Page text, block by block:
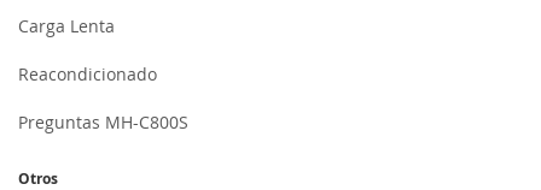
Carga Lenta
Reacondicionado
Preguntas MH-C800S
Otros